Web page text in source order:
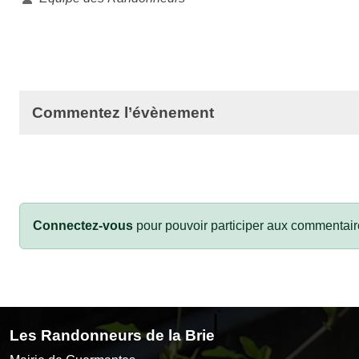
Commentez l’évènement
Connectez-vous pour pouvoir participer aux
Les Randonneurs de la Brie